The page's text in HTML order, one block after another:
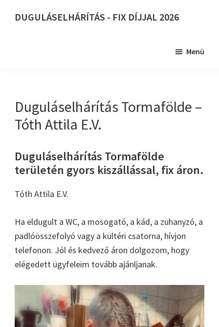
DUGULÁSELHÁRÍTÁS - FIX DÍJJAL 2026
Menü
Duguláselhárítás Tormafölde –
Tóth Attila E.V.
Duguláselhárítás Tormafölde
területén gyors kiszállással, fix áron.
Tóth Attila E.V.
Ha eldugult a WC, a mosogató, a kád, a zuhanyzó, a
padlóösszefolyó vagy a kültéri csatorna, hívjon
telefonon. Jól és kedvező áron dolgozom, hogy
elégedett ügyfeleim tovább ajánljanak.